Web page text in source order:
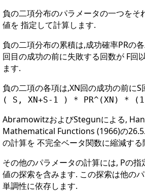
負の二項分布のパラメータの一つをそ
値を 指定して計算します.
負の二項分布の累積は,成功確率PRの
回目の成功の前に失敗する回数が F回
ます.
負の二項の各項は,XN回の成功の前に
( S, XN+S-1 ) * PR^(XN) *
AbramowitzおよびStegunによる,
Mathematical Functions (1966)の
の計算を 不完全ベータ関数に縮減す
その他のパラメータの計算には, Pの
値の探索を含みます. この探索は他の
単調性に依存します.